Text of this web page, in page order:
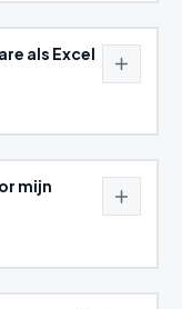
als Excel
mijn